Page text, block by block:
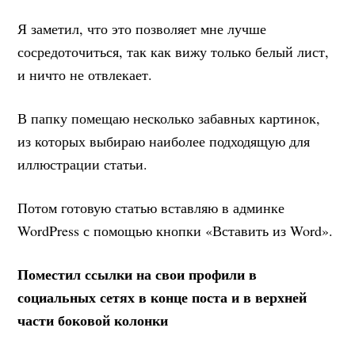
Я заметил, что это позволяет мне лучше
сосредоточиться, так как вижу только белый лист,
и ничто не отвлекает.
В папку помещаю несколько забавных картинок,
из которых выбираю наиболее подходящую для
иллюстрации статьи.
Потом готовую статью вставляю в админке
WordPress с помощью кнопки «Вставить из Word».
Поместил ссылки на свои профили в
социальных сетях в конце поста и в верхней
части боковой колонки